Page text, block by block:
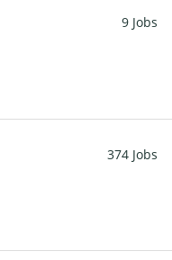
9 Jobs
374 Jobs